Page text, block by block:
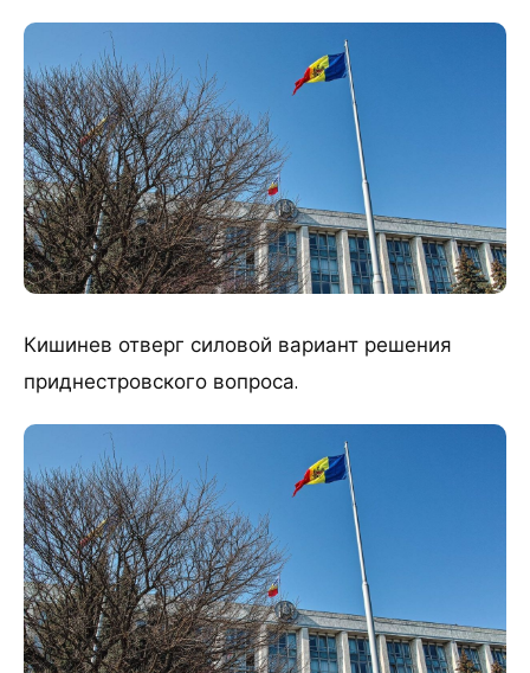
Кишинев отверг силовой вариант решения
приднестровского вопроса.